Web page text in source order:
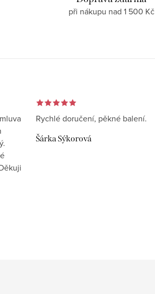
při nákupu nad 1 500 Kč
Rychlé doručení, pěkné balení.
Šárka Sýkorová